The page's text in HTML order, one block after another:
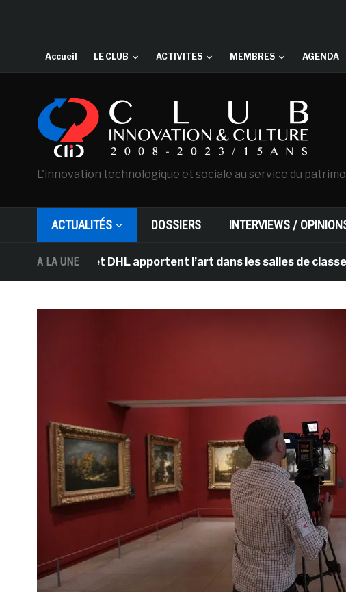
Accueil LE CLUB ACTIVITES MEMBRES AGENDA
L'innovation technologique et sociale au service du
ACTUALITÉS DOSSIERS INTERVIEWS /
A LA UNE
et DHL apportent l’art dans les salles de classe des